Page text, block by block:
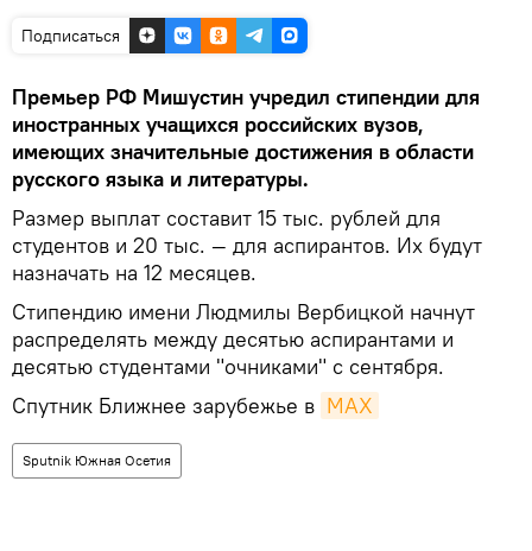
Подписаться
Премьер РФ Мишустин учредил стипендии для
иностранных учащихся российских вузов,
имеющих значительные достижения в области
русского языка и литературы.
Размер выплат составит 15 тыс. рублей для
студентов и 20 тыс. — для аспирантов. Их будут
назначать на 12 месяцев.
Стипендию имени Людмилы Вербицкой начнут
распределять между десятью аспирантами и
десятью студентами "очниками" с сентября.
Спутник Ближнее зарубежье в MAX
Sputnik Южная Осетия